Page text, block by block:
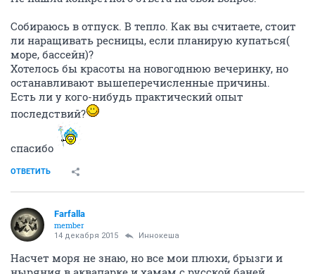
Собираюсь в отпуск. В тепло. Как вы считаете, стоит
ли наращивать ресницы, если планирую купаться(
море, бассейн)?
Хотелось бы красоты на новогоднюю вечеринку, но
останавливают вышеперечисленные причины.
Есть ли у кого-нибудь практический опыт
последствий?
спасибо
ОТВЕТИТЬ
Farfalla
member
14 декабря 2015 Иннокеша
Насчет моря не знаю, но все мои плюхи, брызги и